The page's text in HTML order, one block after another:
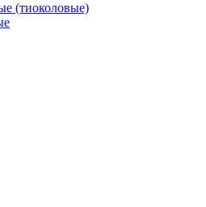
(тиоколовые)